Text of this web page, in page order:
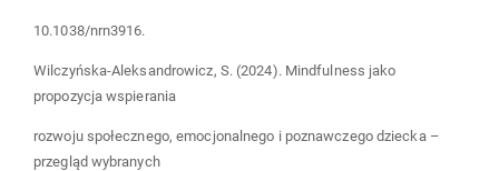
10.1038/nrn3916.
Wilczyńska-Aleksandrowicz, S. (2024). Mindfulness jako
propozycja wspierania
rozwoju społecznego, emocjonalnego i poznawczego dziecka –
przegląd wybranych